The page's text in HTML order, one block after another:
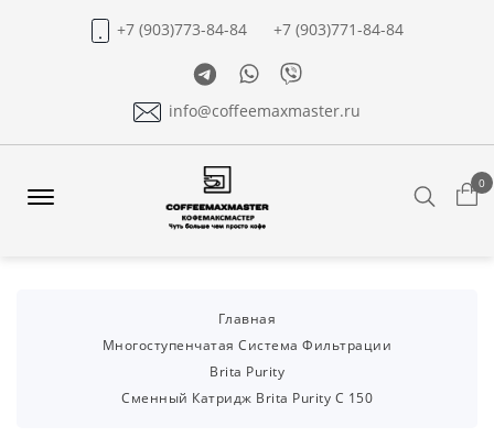
+7 (903)773-84-84
+7 (903)771-84-84
TelegramWhatsapp
Viber
info@coffeemaxmaster.ru
0
Главная
Многоступенчатая Система Фильтрации
Brita Purity
Сменный Катридж Brita Purity С 150